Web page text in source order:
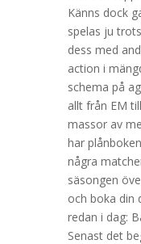
Känns dock
spelas ju
dess med
action i
schema på
allt från EM
massor av
har
några
säsongen
och boka din
redan i dag:
Senast det